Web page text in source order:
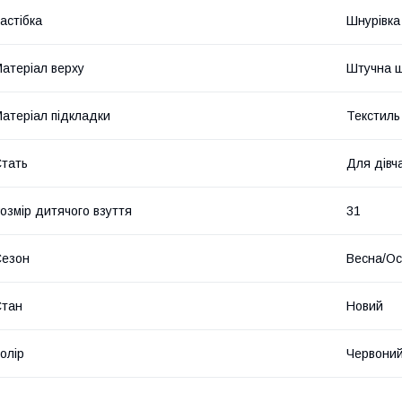
Шнурівка
верху Штучна
підкладки Текстиль
Для
дитячого взуття 31
Весна/
Новий
Червоний